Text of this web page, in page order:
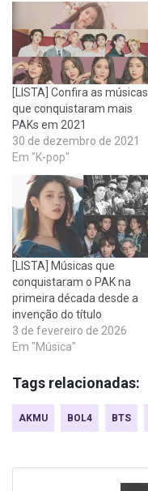
[LISTA] Confira as músicas
que conquistaram mais
PAKs em 2021
30 de dezembro de 2021
Em "K-pop"
[LISTA] Músicas que
conquistaram o PAK na
primeira década desde a
invenção do título
3 de fevereiro de 2026
Em "Música"
Tags relacionadas:
AKMU BOL4 BTS